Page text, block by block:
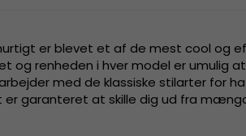
er blevet et af de mest cool og
og renheden i hver model er umulig
med de klassiske stilarter for
er garanteret at skille dig ud fra